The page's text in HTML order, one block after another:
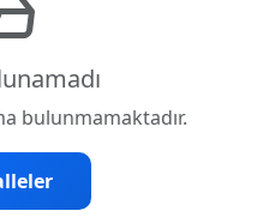
bulunmamaktadır.